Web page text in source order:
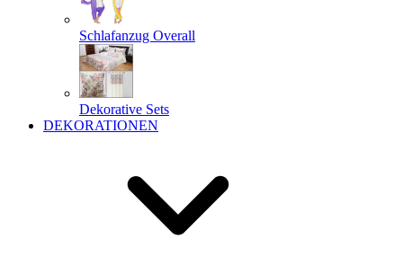
Schlafanzug Overall
Dekorative Sets
DEKORATIONEN